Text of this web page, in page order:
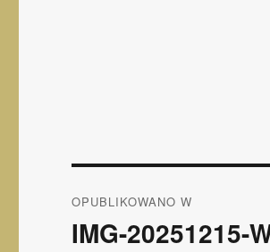
wpisu
OPUBLIKOWANO W
IMG-20251215-